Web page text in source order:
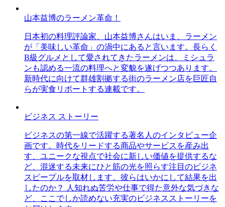
山本益博のラーメン革命！
日本初の料理評論家、山本益博さんはいま、ラーメン
が「美味しい革命」の渦中にあると言います。長らく
B級グルメとして愛されてきたラーメンは、ミシュラ
ンも認める一流の料理へと変貌を遂げつつあります。
新時代に向けて群雄割拠する街のラーメン店を巨匠自
らが実食リポートする連載です。
ビジネス ストーリー
ビジネスの第一線で活躍する著名人のインタビュー企
画です。時代をリードする商品やサービスを産み出
す、ユニークな視点で社会に新しい価値を提供するな
ど、混迷する未来にひと筋の光を照らす注目のビジネ
スピープルを取材します。彼らはいかにして結果を出
したのか？ 人知れぬ苦労や仕事で得た意外な気づきな
ど、ここでしか読めない充実のビジネスストーリーを